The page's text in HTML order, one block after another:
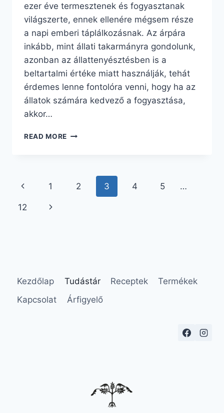
ezer éve termesztenek és fogyasztanak
világszerte, ennek ellenére mégsem része
a napi emberi táplálkozásnak. Az árpára
inkább, mint állati takarmányra gondolunk,
azonban az állattenyésztésben is a
beltartalmi értéke miatt használják, tehát
érdemes lenne fontolóra venni, hogy ha az
állatok számára kedvező a fogyasztása,
akkor…
READ MORE MIÉRT
Page
navigation
Previous
Page
1 2 3 4 5 …
12
Next
Kezdőlap Tudástár Receptek
Termékek
Kapcsolat
Árfigyelő